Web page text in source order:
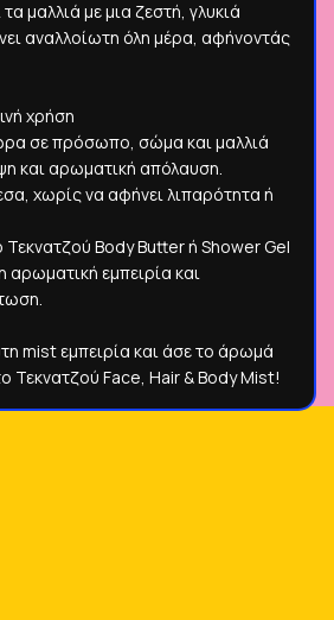
μαλλιά με μια ζεστή, γλυκιά
αναλλοίωτη όλη μέρα, αφήνοντάς
χρήση
σε πρόσωπο, σώμα και μαλλιά
και αρωματική απόλαυση.
χωρίς να αφήνει λιπαρότητα ή
Body Butter ή Shower Gel
αρωματική εμπειρία και
mist εμπειρία και άσε το άρωμά
Τεκνατζού Face, Hair & Body Mist!